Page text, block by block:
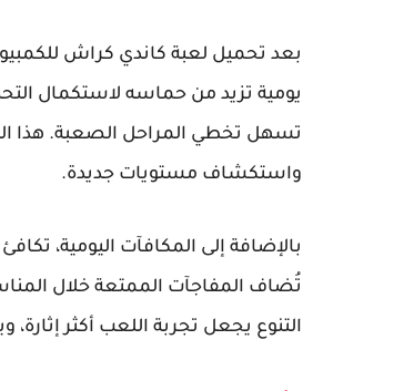
بعد تحميل لعبة كاندي كراش
يومية تزيد من حماسه لاستكمال
تسهل تخطي المراحل الصعبة. هذا
واستكشاف مستويات جديدة.
بالإضافة إلى المكافآت اليومية،
تُضاف المفاجآت الممتعة خلال
التنوع يجعل تجربة اللعب أكثر إثارة،